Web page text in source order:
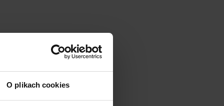
O plikach cookies